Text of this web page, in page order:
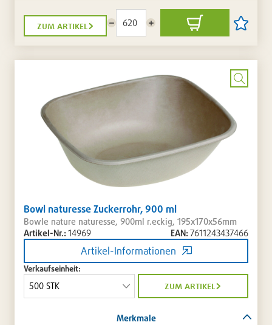
zum artikel
Menge
reduzieren
Menge
erhöhen
In
den
Artikel
setzen
/
Bild
Bowl naturesse Zuckerrohr, 900 ml
Bowle nature naturesse, 900ml r.eckig, 195x170x56mm
Artikel-Nr.:14969 EAN:7611243437466
Artikel-Informationen
Verkaufseinheit:
zum artikel
Merkmale